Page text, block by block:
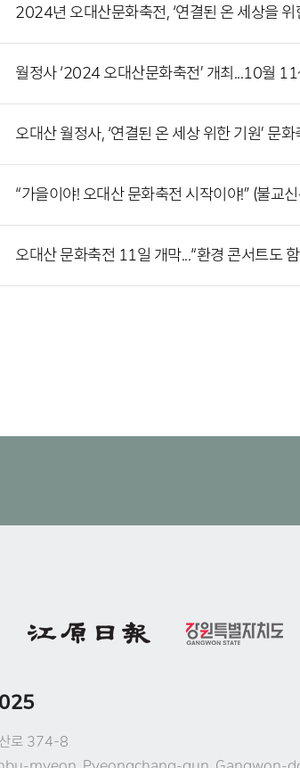
2024년 오대산문화축전, ‘연결된 온 세상을
월정사 ‘2024 오대산문화축전’ 개최...10월
오대산 월정사, ‘연결된 온 세상 위한 기원’ 문
“가을이야! 오대산 문화축전 시작이야!” (불교
오대산 문화축전 11일 개막...“환경 콘서트도
산로 374-8